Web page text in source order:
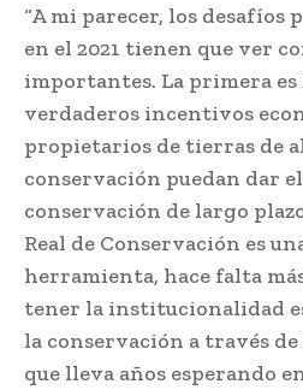
“A mi parecer, los desafíos
en el 2021 tienen que ver
importantes. La primera
verdaderos incentivos
propietarios de tierras de
conservación puedan dar
conservación de largo
Real de Conservación es
herramienta, hace falta
tener la institucionalidad
la conservación a través de
que lleva años esperando